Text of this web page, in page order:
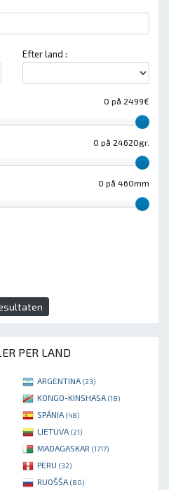
Efter land :
0 på 2499€
0 på 24620gr.
0 på 460mm
PER LAND
ARGENTINA (23)
KONGO-KINSHASA (18)
SPÁNIA (48)
LIETUVA (21)
MADAGASKAR (1717)
PERU (32)
RUOŠŠA (80)